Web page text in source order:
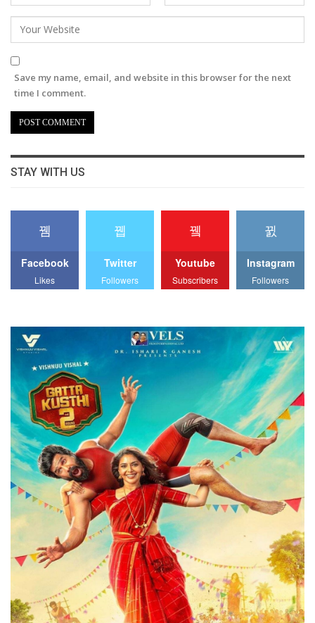
Save my name, email, and website in this browser for the next
time I comment.
STAY WITH US
Facebook
Likes
Twitter
Followers
Youtube
Subscribers
Instagram
Followers